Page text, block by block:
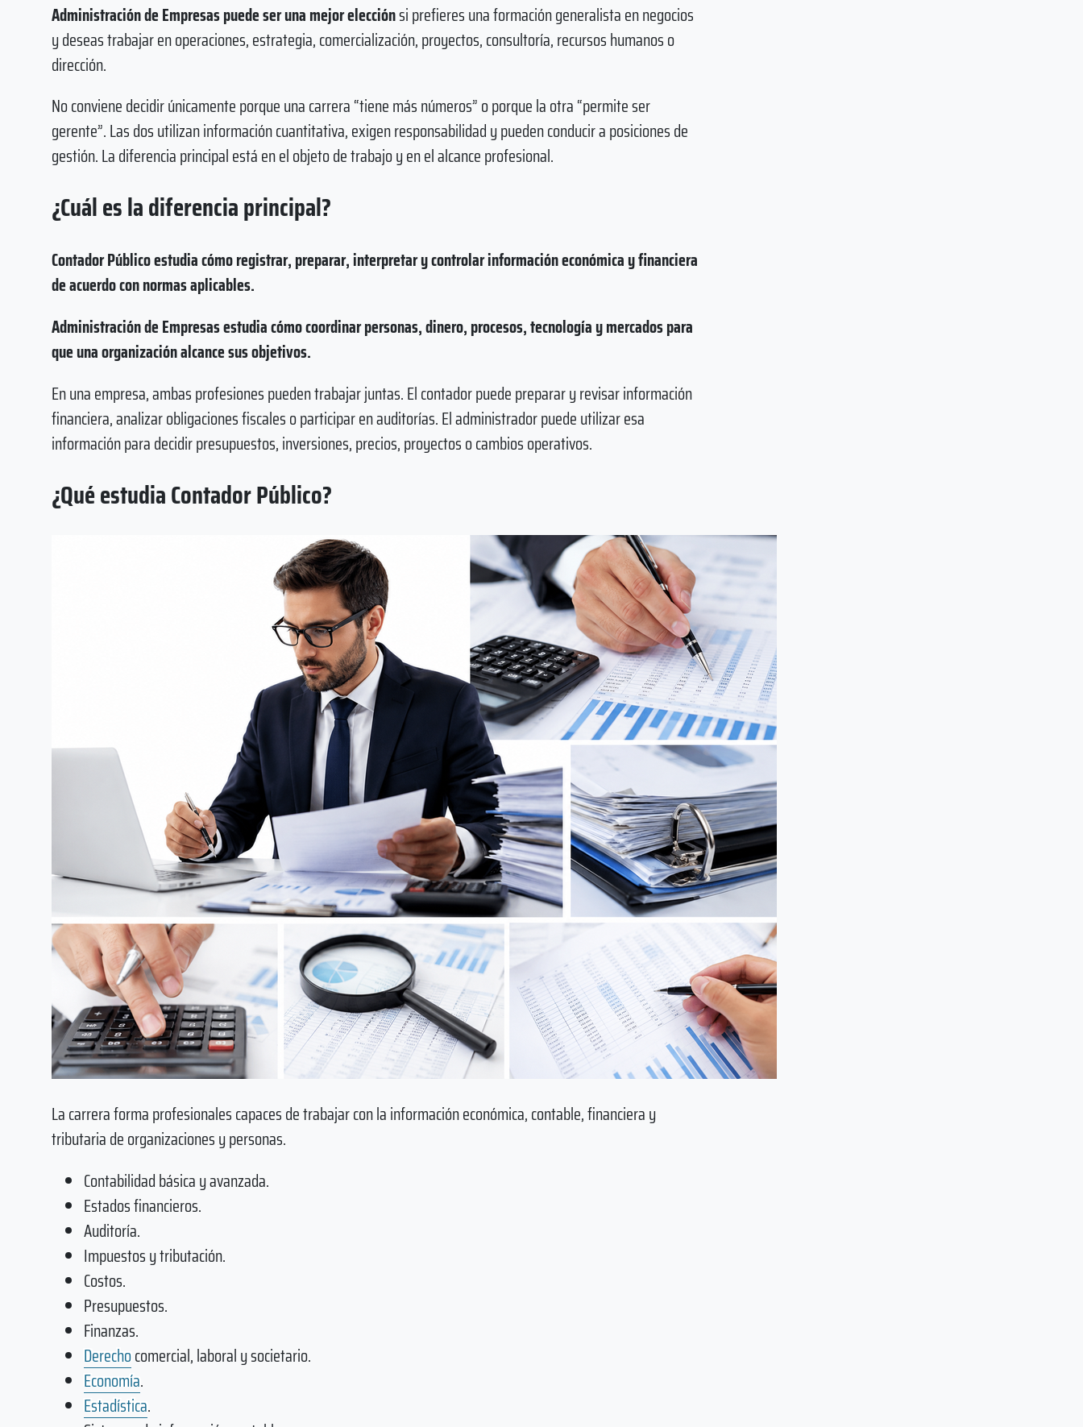
Administración de Empresas puede ser una mejor elecciónsi prefieres una formación generalista en negocios
y deseas trabajar en operaciones, estrategia, comercialización, proyectos, consultoría, recursos humanos o
dirección.
No conviene decidir únicamente porque una carrera “tiene más números” o porque la otra “permite ser
gerente”. Las dos utilizan información cuantitativa, exigen responsabilidad y pueden conducir a posiciones de
gestión. La diferencia principal está en el objeto de trabajo y en el alcance profesional.
¿Cuál es la diferencia principal?
Contador Público estudia cómo registrar, preparar, interpretar y controlar información económica y financiera
de acuerdo con normas aplicables.
Administración de Empresas estudia cómo coordinar personas, dinero, procesos, tecnología y mercados para
que una organización alcance sus objetivos.
En una empresa, ambas profesiones pueden trabajar juntas. El contador puede preparar y revisar información
financiera, analizar obligaciones fiscales o participar en auditorías. El administrador puede utilizar esa
información para decidir presupuestos, inversiones, precios, proyectos o cambios operativos.
¿Qué estudia Contador Público?
La carrera forma profesionales capaces de trabajar con la información económica, contable, financiera y
tributaria de organizaciones y personas.
Contabilidad básica y avanzada.
Estados financieros.
Auditoría.
Impuestos y tributación.
Costos.
Presupuestos.
Finanzas.
Derechocomercial, laboral y societario.
Economía.
Estadística.